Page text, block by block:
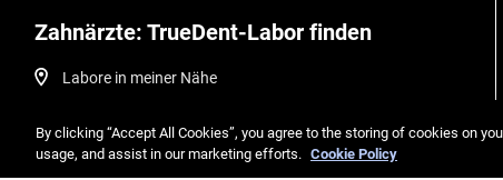
Zahnärzte: TrueDent-Labor finden
Labore in meiner Nähe
By clicking “Accept All Cookies”, you agree to the storing of cookies on
usage, and assist in our marketing efforts. Cookie Policy